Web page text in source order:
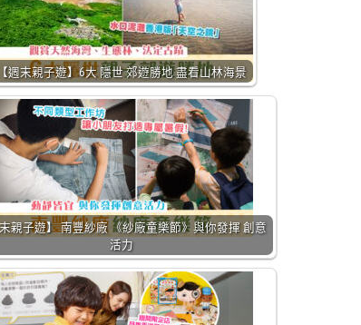
【週末親子遊】6大 隱世 郊遊勝地 盡看山林海景
末親子遊】 南豐紗廠 《紗廠童樂節》與你發揮 創意
活力